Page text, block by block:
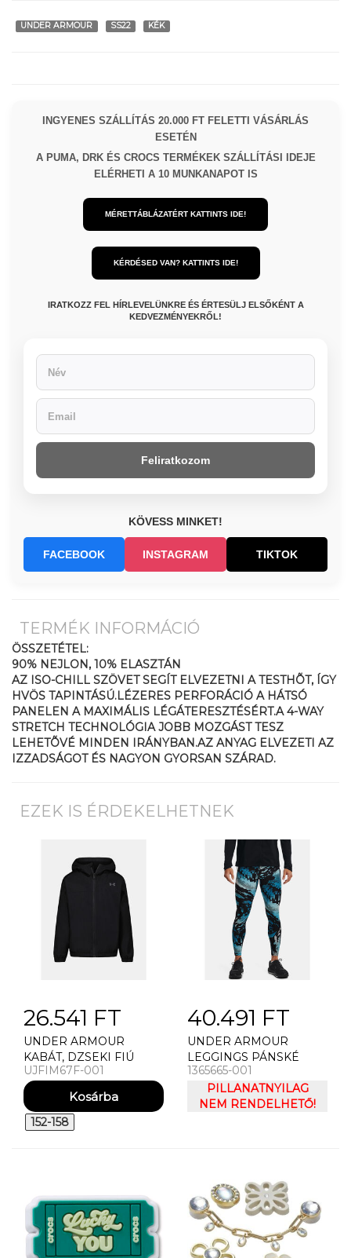
UNDER ARMOUR SS22 KÉK
INGYENES SZÁLLÍTÁS 20.000 FT FELETTI VÁSÁRLÁS
ESETÉN
A PUMA, DRK ÉS CROCS TERMÉKEK SZÁLLÍTÁSI IDEJE
ELÉRHETI A 10 MUNKANAPOT IS
MÉRETTÁBLÁZATÉRT KATTINTS IDE!
KÉRDÉSED VAN? KATTINTS IDE!
IRATKOZZ FEL HÍRLEVELÜNKRE ÉS ÉRTESÜLJ ELSŐKÉNT A
KEDVEZMÉNYEKRŐL!
Feliratkozom
KÖVESS MINKET!
FACEBOOK INSTAGRAM TIKTOK
TERMÉK INFORMÁCIÓ
ÖSSZETÉTEL:
90% NEJLON, 10% ELASZTÁN
AZ ISO-CHILL SZÖVET SEGÍT ELVEZETNI A TESTHÕT, ÍGY
HVÖS TAPINTÁSÚ.LÉZERES PERFORÁCIÓ A HÁTSÓ
PANELEN A MAXIMÁLIS LÉGÁTERESZTÉSÉRT.A 4-WAY
STRETCH TECHNOLÓGIA JOBB MOZGÁST TESZ
LEHETÕVÉ MINDEN IRÁNYBAN.AZ ANYAG ELVEZETI AZ
IZZADSÁGOT ÉS NAGYON GYORSAN SZÁRAD.
EZEK IS ÉRDEKELHETNEK
26.541 FT
UNDER ARMOUR
KABÁT, DZSEKI FIÚ
KABÁT UNDER
ARMOUR UA
MANATAUG
WINDBREAKER
UJFIM67F-001
152-158
40.491 FT
UNDER ARMOUR
LEGGINGS PÁNSKÉ
LEGÍNY UNDER
ARMOUR OUTRUN THE
STORM TIGHT
1365665-001
PILLANATNYILAG
NEM RENDELHETŐ!